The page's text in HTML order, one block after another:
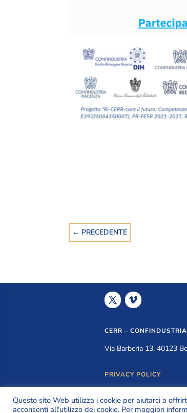
← PRECEDENTE
CERR –
Via Barberia 13, 40123
PRIVACY POLICY
Questo sito Web utilizza i cookie per aiutarci a
acconsenti all'utilizzo dei cookie. Per maggiori